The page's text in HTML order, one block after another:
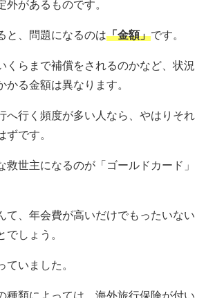
があるものです。
と、問題になるのは「金額」です。
くらまで補償をされるのかなど、状況
かる金額は異なります。
へ行く頻度が多い人なら、やはりそれ
ずです。
救世主になるのが「ゴールドカード」
て、年会費が高いだけでもったいない
でしょう。
ていました。
種類によっては、海外旅行保険が付い